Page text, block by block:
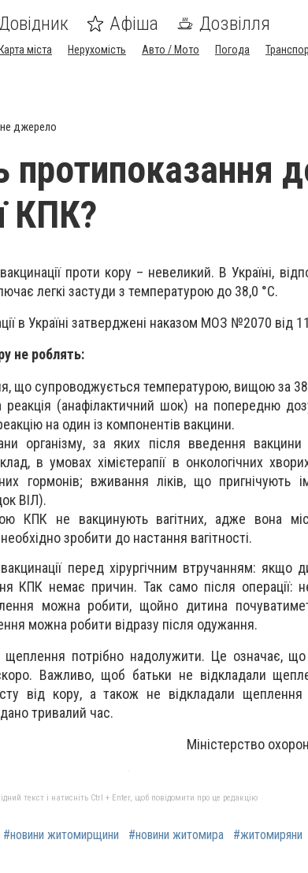
Афіша Дозвілля
Карта міста Нерухомість Авто / Мото Погода
джерело
протипоказання
КПК?
проти кору – невеликий. В Україні,
легкі застуди з температурою до 38,0 °С.
в Україні затверджені наказом МОЗ №2070 від
не роблять:
що супроводжується температурою, вищою за
реакція (анафілактичний шок) на попередню
на один із компонентів вакцини.
організму, за яких після введення
в умовах хімієтерапії в онкологічних
гормонів; вживання ліків, що пригнічують
ВІЛ).
КПК не вакцинують вагітних, адже вона
зробити до настання вагітності.
перед хірургічним втручанням: якщо
КПК немає причин. Так само після операції:
можна робити, щойно дитина
можна робити відразу після одужання.
потрібно надолужити. Це означає, що
Важливо, щоб батьки не відкладали
від кору, а також не відкладали щеплення
тривалий час.
Міністерство
текст і натисніть Ctrl + Enter, щоб повідомити про це редакцію
#новини житомирщини #новини житомира #житомиряни